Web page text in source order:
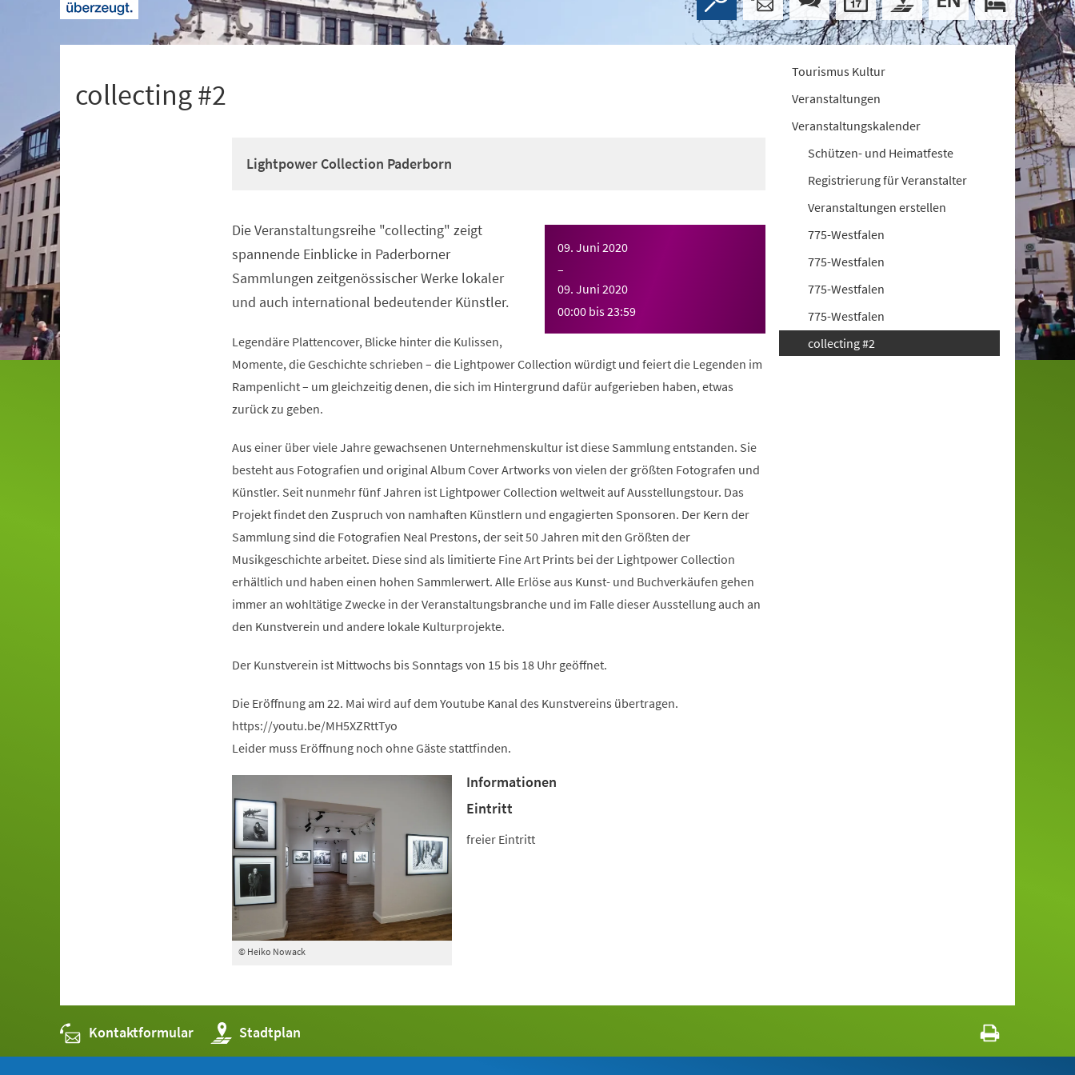
collecting #2
Lightpower Collection Paderborn
09. Juni 2020
–
09. Juni 2020
00:00 bis23:59
Die Veranstaltungsreihe "collecting" zeigt
spannende Einblicke in Paderborner
Sammlungen zeitgenössischer Werke lokaler
und auch international bedeutender Künstler.
Legendäre Plattencover, Blicke hinter die Kulissen,
Momente, die Geschichte schrieben – die Lightpower Collection würdigt und feiert die Legenden im
Rampenlicht – um gleichzeitig denen, die sich im Hintergrund dafür aufgerieben haben, etwas
zurück zu geben.
Aus einer über viele Jahre gewachsenen Unternehmenskultur ist diese Sammlung entstanden. Sie
besteht aus Fotografien und original Album Cover Artworks von vielen der größten Fotografen und
Künstler. Seit nunmehr fünf Jahren ist Lightpower Collection weltweit auf Ausstellungstour. Das
Projekt findet den Zuspruch von namhaften Künstlern und engagierten Sponsoren. Der Kern der
Sammlung sind die Fotografien Neal Prestons, der seit 50 Jahren mit den Größten der
Musikgeschichte arbeitet. Diese sind als limitierte Fine Art Prints bei der Lightpower Collection
erhältlich und haben einen hohen Sammlerwert. Alle Erlöse aus Kunst- und Buchverkäufen gehen
immer an wohltätige Zwecke in der Veranstaltungsbranche und im Falle dieser Ausstellung auch an
den Kunstverein und andere lokale Kulturprojekte.
Der Kunstverein ist Mittwochs bis Sonntags von 15 bis 18 Uhr geöffnet.
Die Eröffnung am 22. Mai wird auf dem Youtube Kanal des Kunstvereins übertragen.
https://youtu.be/MH5XZRttTyo
Leider muss Eröffnung noch ohne Gäste stattfinden.
© Heiko Nowack
Informationen
Eintritt
freier Eintritt
Tourismus Kultur
Veranstaltungen
Veranstaltungskalender
Schützen- und Heimatfeste
Registrierung für Veranstalter
Veranstaltungen erstellen
775-Westfalen
775-Westfalen
775-Westfalen
775-Westfalen
collecting #2
Kontaktformular Stadtplan
(Öffnet
in
einem